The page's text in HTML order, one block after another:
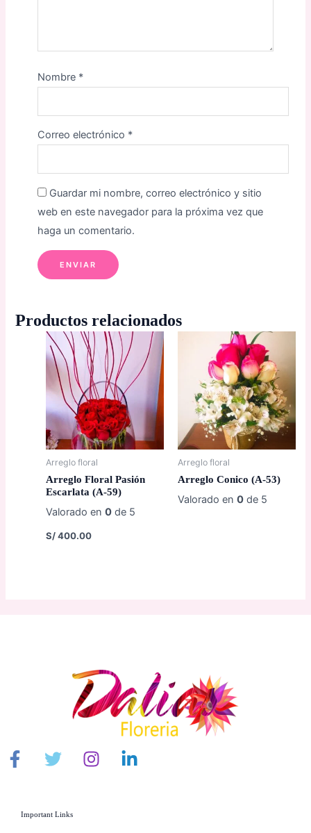
Nombre *
Correo electrónico *
Guardar mi nombre, correo electrónico y sitio
web en este navegador para la próxima vez que
haga un comentario.
Productos relacionados
Arreglo floral
Arreglo Floral Pasión
Escarlata (A-59)
Valorado en0 de 5
S/400.00
Arreglo floral
Arreglo Conico (A-53)
Valorado en 0de 5
Important Links